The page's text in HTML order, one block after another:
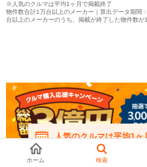
※人気のクルマは平均1ヶ月で掲載終了
物件数合計1万台以上のメーカー｜算出データ期間
台以上のメーカーのうち、掲載が終了した物件数
人気のクルマは平均1ヶ
在庫が無くなる前にお問い
ホーム 検索